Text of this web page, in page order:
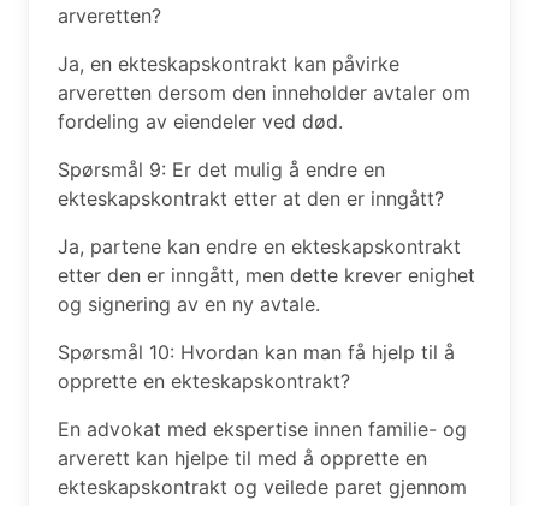
arveretten?
Ja, en ekteskapskontrakt kan påvirke
arveretten dersom den inneholder avtaler om
fordeling av eiendeler ved død.
Spørsmål 9: Er det mulig å endre en
ekteskapskontrakt etter at den er inngått?
Ja, partene kan endre en ekteskapskontrakt
etter den er inngått, men dette krever enighet
og signering av en ny avtale.
Spørsmål 10: Hvordan kan man få hjelp til å
opprette en ekteskapskontrakt?
En advokat med ekspertise innen familie- og
arverett kan hjelpe til med å opprette en
ekteskapskontrakt og veilede paret gjennom